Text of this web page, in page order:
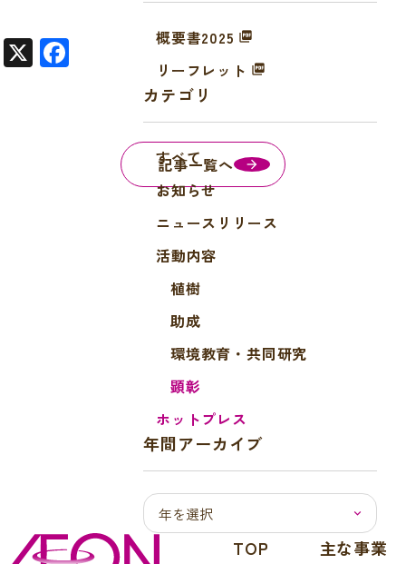
X
記事一覧へ
概要書2025
リーフレット
カテゴリ
すべて
お知らせ
ニュースリリース
活動内容
植樹
助成
環境教育・共同研究
顕彰
ホットプレス
年間アーカイブ
TOP
主な事業